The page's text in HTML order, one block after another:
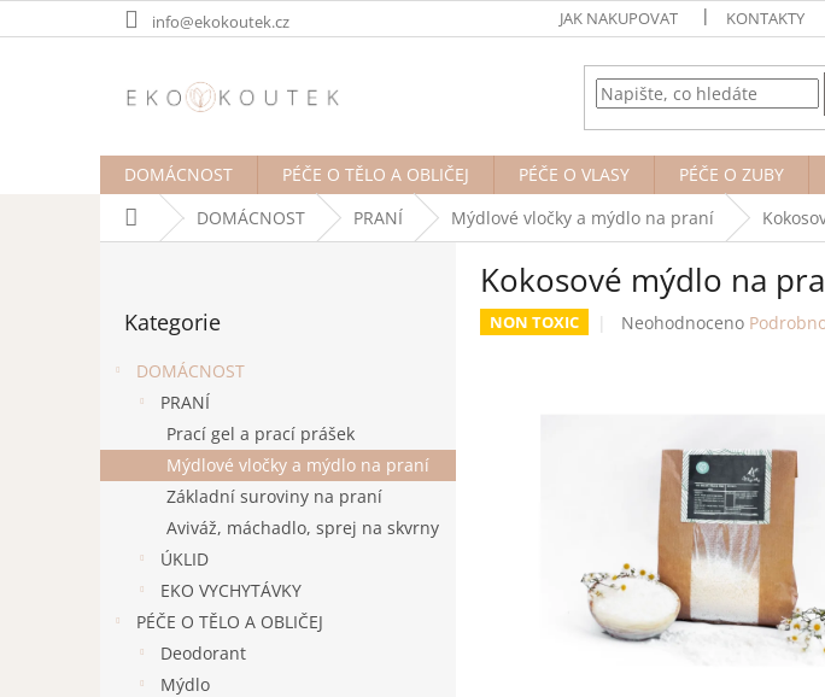
na
info@ekokoutek.cz JAK NAKUPOVAT KONTAKTY
DOMÁCNOST PÉČE O TĚLO A OBLIČEJ PÉČE O VLASY PÉČE O ZUBY
Domů DOMÁCNOST PRANÍ Mýdlové vločky a mýdlo na praní
kategorie
Kategorie
DOMÁCNOST
PRANÍ
Prací gel a prací prášek
Mýdlové vločky a mýdlo na praní
Základní suroviny na praní
Aviváž, máchadlo, sprej na skvrny
ÚKLID
EKO VYCHYTÁVKY
PÉČE O TĚLO A OBLIČEJ
Deodorant
Mýdlo
Kokosové mýdlo na
NON TOXIC
Průměrné
hvězdiček.
Neohodnoceno